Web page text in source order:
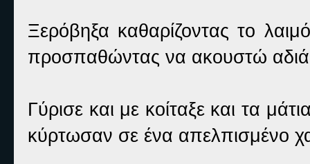
Ξερόβηξα καθαρίζοντας το
προσπαθώντας να ακουστώ
Γύρισε και με κοίταξε και τα
κύρτωσαν σε ένα απελπισμένο